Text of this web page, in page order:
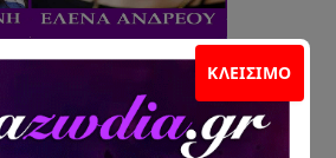
ΚΛΕΊΣΙΜΟ